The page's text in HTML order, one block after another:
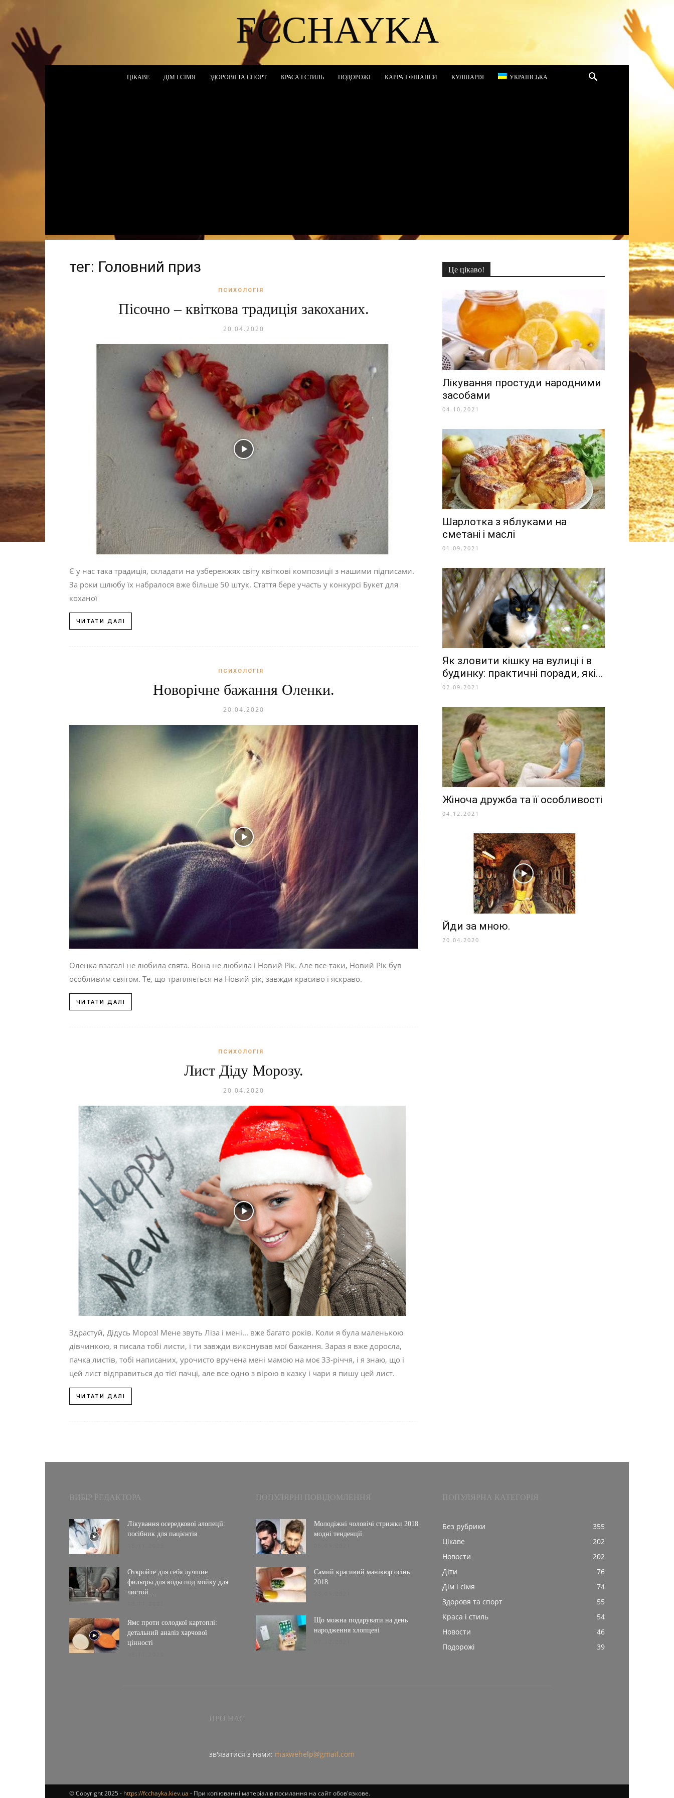
FCCHAYKA
ЦІКАВЕ ДІМ І СІМЯ ЗДОРОВЯ ТА СПОРТ КРАСА І СТИЛЬ ПОДОРОЖІ КАРРА І ФІНАНСИ КУЛІНАРІЯ УКРАЇНСЬКА
тег: Головний приз
ПСИХОЛОГІЯ
Пісочно – квіткова традиція закоханих.
20.04.2020
Є у нас така традиція, складати на узбережжях світу квіткові композиції з нашими підписами.
За роки шлюбу їх набралося вже більше 50 штук. Стаття бере участь у конкурсі Букет для
коханої
ЧИТАТИ ДАЛІ
ПСИХОЛОГІЯ
Новорічне бажання Оленки.
20.04.2020
Оленка взагалі не любила свята. Вона не любила і Новий Рік. Але все-таки, Новий Рік був
особливим святом. Те, що трапляється на Новий рік, завжди красиво і яскраво.
ЧИТАТИ ДАЛІ
ПСИХОЛОГІЯ
Лист Діду Морозу.
20.04.2020
Здрастуй, Дідусь Мороз! Мене звуть Ліза і мені... вже багато років. Коли я була маленькою
дівчинкою, я писала тобі листи, і ти завжди виконував мої бажання. Зараз я вже доросла,
пачка листів, тобі написаних, урочисто вручена мені мамою на моє 33-річчя, і я знаю, що і
цей лист відправиться до тієї пачці, але все одно з вірою в казку і чари я пишу цей лист.
ЧИТАТИ ДАЛІ
Це цікаво!
Лікування простуди народними
засобами
04.10.2021
Шарлотка з яблуками на
сметані і маслі
01.09.2021
Як зловити кішку на вулиці і в
будинку: практичні поради, які...
02.09.2021
Жіноча дружба та її особливості
04.12.2021
Йди за мною.
20.04.2020
ВИБІР РЕДАКТОРА
Лікування осередкової алопеції:
посібник для пацієнтів
Откройте для себя лучшие
фильтры для воды под мойку для
чистой...
Ямс проти солодкої картоплі:
детальний аналіз харчової
цінності
ПОПУЛЯРНІ ПОВІДОМЛЕННЯ
Молодіжні чоловічі стрижки 2018
модні тенденції
Самий красивий манікюр осінь
2018
Що можна подарувати на день
народження хлопцеві
ПОПУЛЯРНА КАТЕГОРІЯ
Без рубрики
355
Цікаве
202
Новости
202
Діти
76
Дім і сімя
74
Здоровя та спорт
55
Краса і стиль
54
Новости
46
Подорожі
39
ПРО НАС
зв'язатися з нами: maxwehelp@gmail.com
© Copyright 2025 - https://fcchayka.kiev.ua - При копіюванні матеріалів посилання на сайт обов'язкове.